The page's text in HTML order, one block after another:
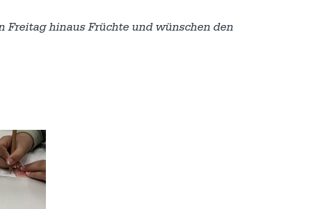
Freitag hinaus Früchte und wünschen den